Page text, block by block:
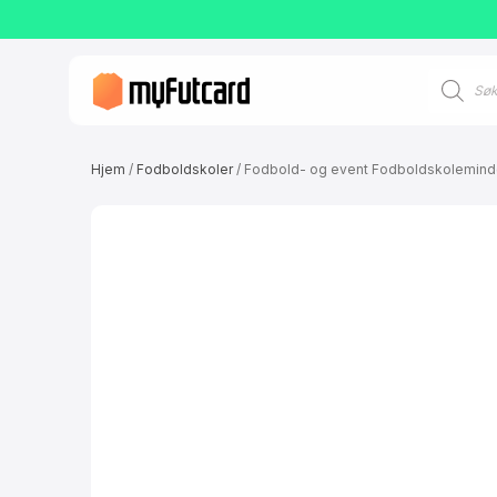
Søk
etter
Hjem / Fodboldskoler/ Fodbold- og event